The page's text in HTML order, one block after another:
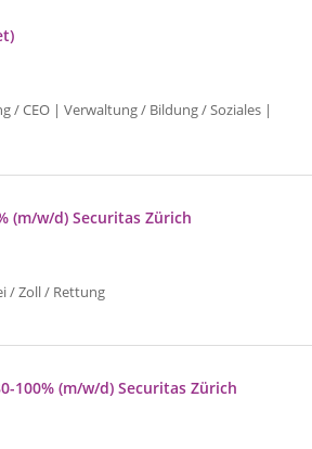
/ CEO | Verwaltung / Bildung / Soziales |
(m/w/d) Securitas Zürich
/ Zoll / Rettung
100% (m/w/d) Securitas Zürich